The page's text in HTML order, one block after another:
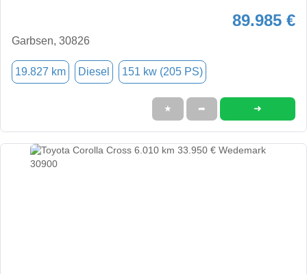
89.985 €
Garbsen, 30826
19.827 km Diesel 151 kw (205 PS)
★ ➦ ➜